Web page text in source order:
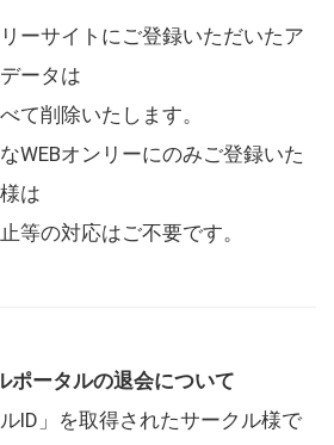
ーサイトにご登録いただいたア
ータは
て削除いたします。
WEBオンリーにのみご登録いた
は
等の対応はご不要です。
ポータルの退会について
ID」を取得されたサークル様で